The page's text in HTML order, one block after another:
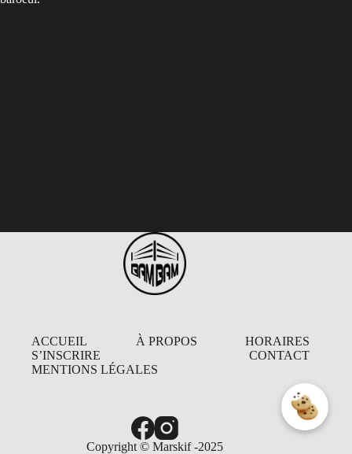
ACCUEIL À PROPOS
HORAIRES
S’INSCRIRE
CONTACT
MENTIONS LÉGALES
Copyright © Marskif -2025